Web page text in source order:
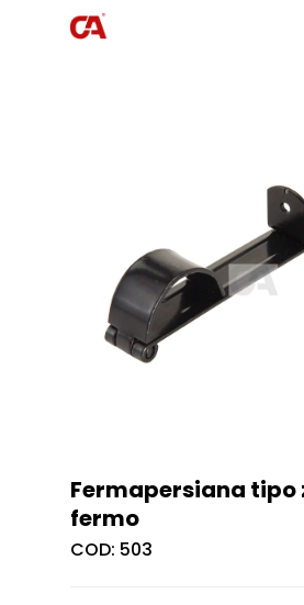
Fermapersiana tipo
fermo
COD: 503